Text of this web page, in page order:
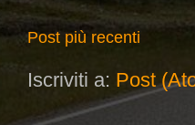
Post più recenti
Iscriviti a: Post